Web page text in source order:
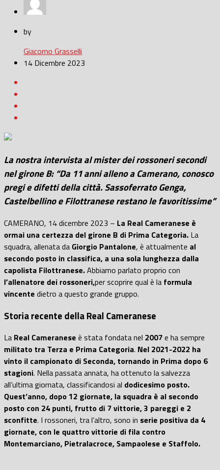
by
Giacomo Grasselli
14 Dicembre 2023
La nostra intervista al mister dei rossoneri secondi
nel girone B: “Da 11 anni alleno a Camerano, conosco
pregi e difetti della città. Sassoferrato Genga,
Castelbellino e Filottranese restano le favoritissime”
CAMERANO, 14 dicembre 2023 – La Real Cameranese è
ormai una certezza del girone B di Prima Categoria. La
squadra, allenata da Giorgio Pantalone, è attualmente al
secondo posto in classifica, a una sola lunghezza dalla
capolista Filottranese.Abbiamo parlato proprio con
l’allenatore dei rossoneri,per scoprire qual è la formula
vincente dietro a questo grande gruppo.
Storia recente della Real Cameranese
La Real Cameranese è stata fondata nel 2007e ha sempre
militato tra Terza e Prima Categoria. Nel 2021-2022 ha
vinto il campionato di Seconda, tornando in Prima dopo 6
stagioni. Nella passata annata, ha ottenuto la salvezza
all’ultima giornata, classificandosi al dodicesimo posto.
Quest’anno, dopo 12 giornate, la squadra è al secondo
posto con 24 punti, frutto di 7 vittorie, 3 pareggi e 2
sconfitte. I rossoneri, tra l’altro, sono in serie positiva da 4
giornate, con le quattro vittorie di fila contro
Montemarciano, Pietralacroce, Sampaolese e Staffolo.